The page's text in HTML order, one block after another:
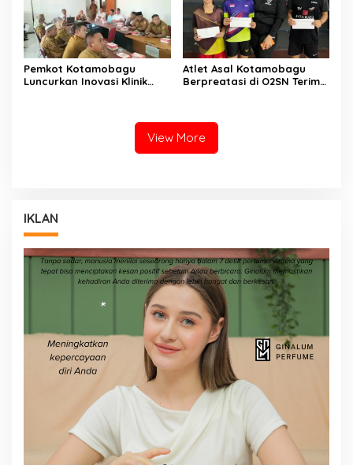
Pemkot Kotamobagu
Luncurkan Inovasi Klinik
Atlet Asal Kotamobagu
Berpreatasi di O2SN Terima
View More
IKLAN